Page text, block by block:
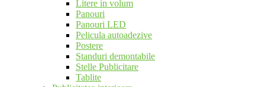
Litere in volum
Panouri
Panouri LED
Pelicula autoadezive
Postere
Standuri demontabile
Stelle Publicitare
Tablite